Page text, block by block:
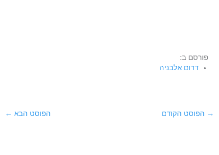
פורסם ב:
דרום אלבניה
→ הפוסט הקודם הפוסט הבא ←